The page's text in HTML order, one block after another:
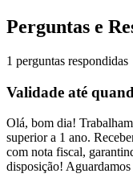
Perguntas e
1 perguntas respondidas
Validade até
Olá, bom dia!
superior a 1 ano.
com nota fiscal,
disposição! Aguardamos